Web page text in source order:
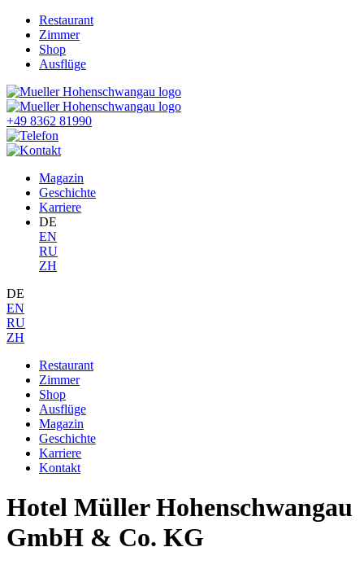
Restaurant
Zimmer
Shop
Ausflüge
+49 8362 81990
Magazin
Geschichte
Karriere
DE
EN
RU
ZH
DE
EN
RU
ZH
Restaurant
Zimmer
Shop
Ausflüge
Magazin
Geschichte
Karriere
Kontakt
Hotel Müller Hohenschwangau
GmbH & Co. KG